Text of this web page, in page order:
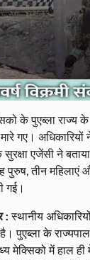
के पुएब्ला राज्य
गए। अधिकारियों
सुरक्षा एजेंसी ने
तीन महिलाएं
गई।
:स्थानीय
पुएब्ला के
मेक्सिको में हाल ही